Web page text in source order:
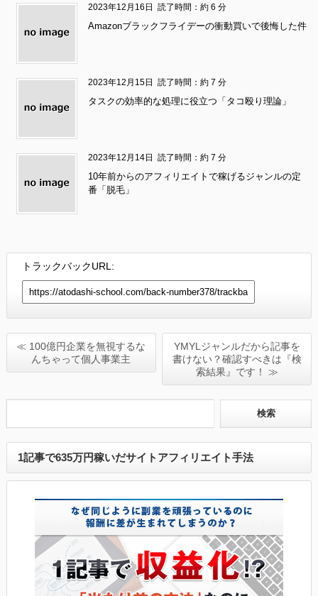
2023年12月16日読了時間：約 6 分
Amazonブラックフライデーの衝動買いで後悔した件
2023年12月15日読了時間：約 7 分
タスクの効率的な処理に役立つ「タコ殴り理論」
2023年12月14日読了時間：約 7 分
10年前からのアフィリエイトで稼げるジャンルの定
番「脱毛」
トラックバックURL:
≪ 100億円企業を無視するな
んちゃって個人事業主
YMYLジャンルだから記事を
書けない？確認すべきは『検
索結果』です！ ≫
1記事で635万円稼いだサイトアフィリエイト手法